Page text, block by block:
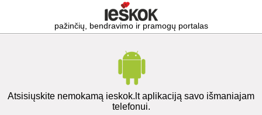
pažinčių, bendravimo ir pramogų portalas
Atsisiųskite nemokamą ieskok.lt aplikaciją savo išmaniajam
telefonui.